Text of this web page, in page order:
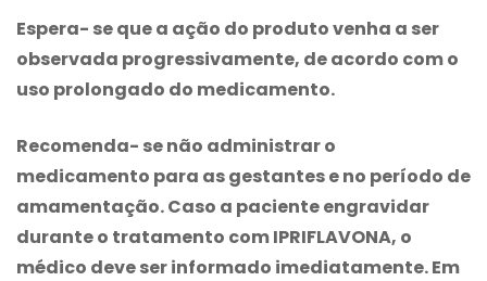
Espera- se que a ação do produto venha a ser
observada progressivamente, de acordo com o
uso prolongado do medicamento.
Recomenda- se não administrar o
medicamento para as gestantes e no período de
amamentação. Caso a paciente engravidar
durante o tratamento com IPRIFLAVONA, o
médico deve ser informado imediatamente. Em